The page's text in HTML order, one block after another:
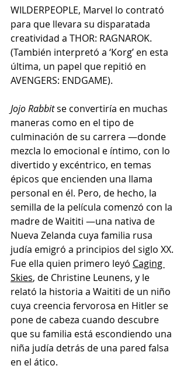
WILDERPEOPLE, Marvel lo contrató
para que llevara su disparatada
creatividad a THOR: RAGNAROK.
(También interpretó a ‘Korg’ en esta
última, un papel que repitió en
AVENGERS: ENDGAME).
Jojo Rabbit se convertiría en muchas
maneras como en el tipo de
culminación de su carrera —donde
mezcla lo emocional e íntimo, con lo
divertido y excéntrico, en temas
épicos que encienden una llama
personal en él. Pero, de hecho, la
semilla de la película comenzó con la
madre de Waititi —una nativa de
Nueva Zelanda cuya familia rusa
judía emigró a principios del siglo XX.
Fue ella quien primero leyó Caging
Skies, de Christine Leunens, y le
relató la historia a Waititi de un niño
cuya creencia fervorosa en Hitler se
pone de cabeza cuando descubre
que su familia está escondiendo una
niña judía detrás de una pared falsa
en el ático.